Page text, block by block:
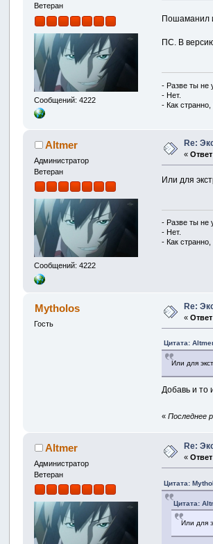
Ветеран
Сообщений: 4222
Пошаманил
ПС. В
- Разве ты не
- Нет.
- Как странно,
Altmer
Администратор
Ветеран
Сообщений: 4222
Re:
«
Или для
- Разве ты не
- Нет.
- Как странно,
Mytholos
Гость
Re:
«
Цитата:
Или для
Добавь и то
«Последнее
Altmer
Администратор
Ветеран
Re:
«
Цитата:
Цитата:
Или для